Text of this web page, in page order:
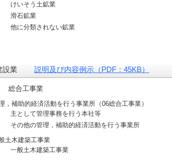
けいそう土鉱業
滑石鉱業
他に分類されない鉱業
設業 説明及び内容例示（PDF：45KB）
合工事業
補助的経済活動を行う事業所（06総合工事業）
として管理事務を行う本社等
の他の管理，補助的経済活動を行う事業所
木建築工事業
一般土木建築工事業